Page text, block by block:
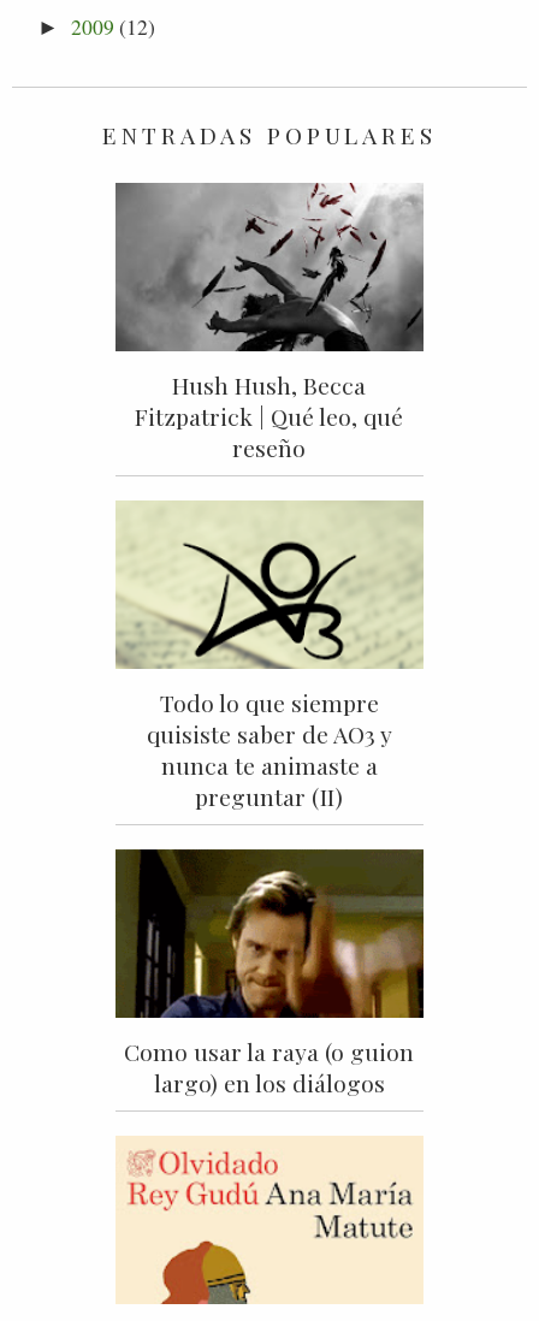
►2009 (12)
ENTRADAS POPULARES
Hush Hush, Becca
Fitzpatrick | Qué leo, qué
reseño
Todo lo que siempre
quisiste saber de AO3 y
nunca te animaste a
preguntar (II)
Como usar la raya (o guion
largo) en los diálogos